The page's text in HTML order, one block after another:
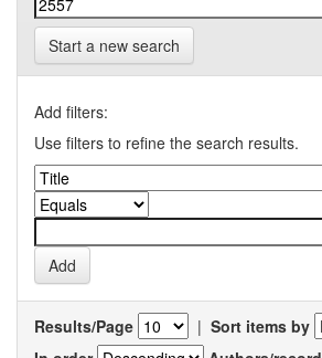
Start a new search
Add filters:
Use filters to refine the search results.
Results/Page | Sort items by